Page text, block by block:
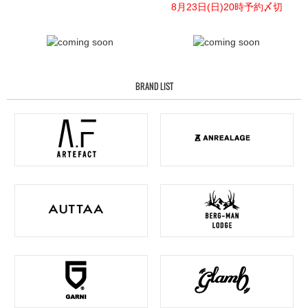
8月23日(日)20時予約〆切
BRAND LIST